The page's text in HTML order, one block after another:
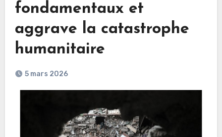
fondamentaux et
aggrave la catastrophe
humanitaire
5 mars 2026